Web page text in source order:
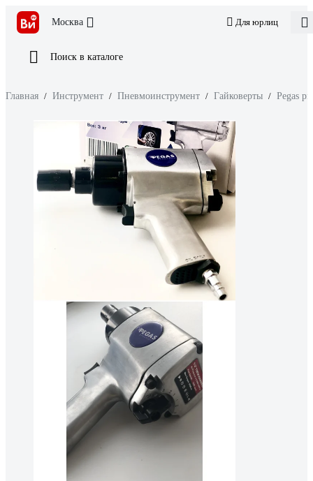
Москва Для юрлиц
Поиск в каталоге
Главная / Инструмент / Пневмоинструмент / Гайковерты / Pegas